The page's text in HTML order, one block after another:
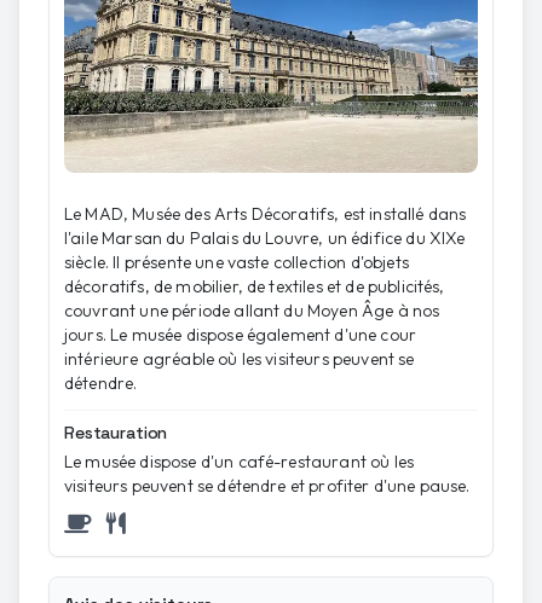
Le MAD, Musée des Arts Décoratifs, est installé dans
l'aile Marsan du Palais du Louvre, un édifice du XIXe
siècle. Il présente une vaste collection d'objets
décoratifs, de mobilier, de textiles et de publicités,
couvrant une période allant du Moyen Âge à nos
jours. Le musée dispose également d'une cour
intérieure agréable où les visiteurs peuvent se
détendre.
Restauration
Le musée dispose d'un café-restaurant où les
visiteurs peuvent se détendre et profiter d'une pause.